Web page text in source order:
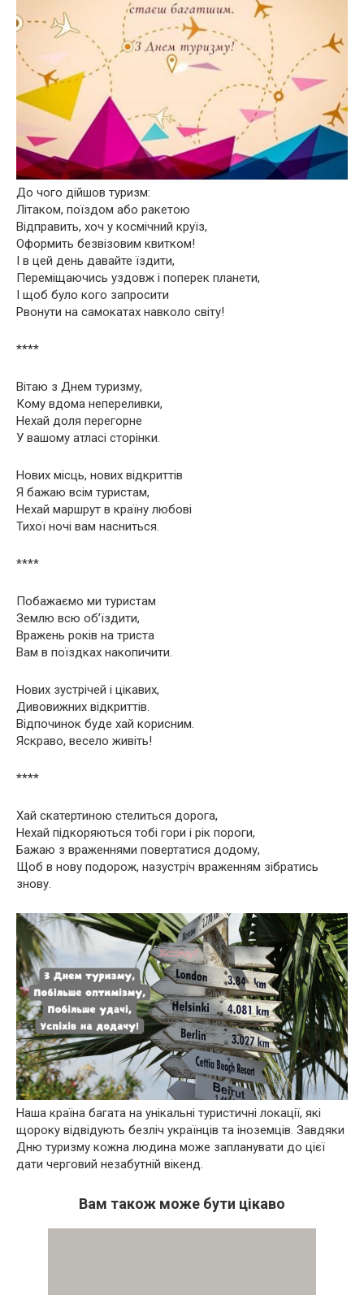
До чого дійшов туризм:
Літаком, поїздом або ракетою
Відправить, хоч у космічний круїз,
Оформить безвізовим квитком!
І в цей день давайте їздити,
Переміщаючись уздовж і поперек планети,
І щоб було кого запросити
Рвонути на самокатах навколо світу!
****
Вітаю з Днем туризму,
Кому вдома непереливки,
Нехай доля перегорне
У вашому атласі сторінки.
Нових місць, нових відкриттів
Я бажаю всім туристам,
Нехай маршрут в країну любові
Тихої ночі вам насниться.
****
Побажаємо ми туристам
Землю всю об’їздити,
Вражень років на триста
Вам в поїздках накопичити.
Нових зустрічей і цікавих,
Дивовижних відкриттів.
Відпочинок буде хай корисним.
Яскраво, весело живіть!
****
Хай скатертиною стелиться дорога,
Нехай підкоряються тобі гори і рік пороги,
Бажаю з враженнями повертатися додому,
Щоб в нову подорож, назустріч враженням зібратись
знову.
Наша країна багата на унікальні туристичні локації, які
щороку відвідують безліч українців та іноземців. Завдяки
Дню туризму кожна людина може запланувати до цієї
дати черговий незабутній вікенд.
Вам також може бути цікаво